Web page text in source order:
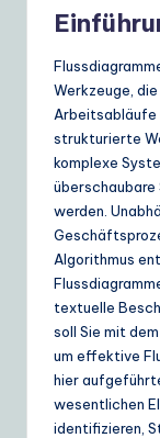
m
Y
o
D
ai
Werkzeuge,
Arbeitsabläufe
strukturierte
komplexe
werden.
Algorithmus
textuelle
soll Sie mit
um effektive
hier
wesentlichen
identifizieren,